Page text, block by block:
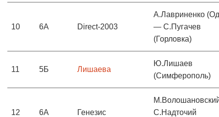
10 6А Direct-2003
А.Лавриненко
— С.Пугачев
(Горловка)
11 5Б Лишаева
Ю.Лишаев
(Симферополь)
12 6А Генезис
С.Надточий